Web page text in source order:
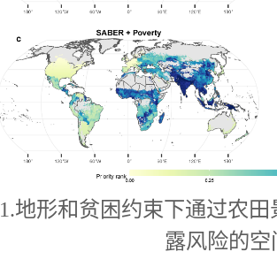
1.地形和贫困约束下通过农
露风险的